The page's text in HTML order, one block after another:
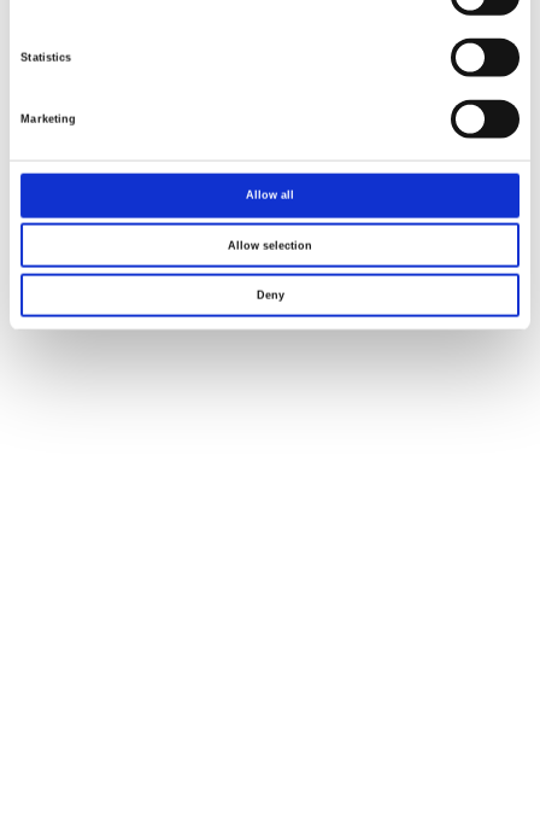
Statistics
Marketing
Allow all
Allow selection
Deny